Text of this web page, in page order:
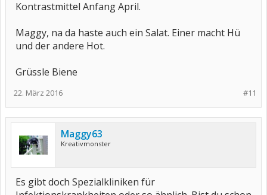
Kontrastmittel Anfang April.
Maggy, na da haste auch ein Salat. Einer macht Hü
und der andere Hot.
Grüssle Biene
#11
22. März 2016
Maggy63
Kreativmonster
Es gibt doch Spezialkliniken für